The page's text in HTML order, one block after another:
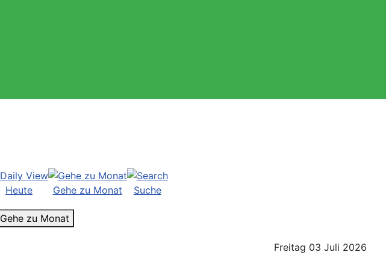
Heute Gehe zu Monat Suche
Gehe zu Monat
Freitag 03 Juli 2026